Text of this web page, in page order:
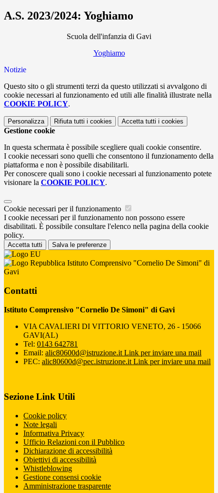
A.S. 2023/2024: Yoghiamo
Scuola dell'infanzia di Gavi
Yoghiamo
Notizie
Questo sito o gli strumenti terzi da questo utilizzati si avvalgono di
cookie necessari al funzionamento ed utili alle finalità illustrate nella
COOKIE POLICY.
Personalizza Rifiuta tutti i cookies Accetta tutti i cookies
Gestione cookie
In questa schermata è possibile scegliere quali cookie consentire.
I cookie necessari sono quelli che consentono il funzionamento della
piattaforma e non è possibile disabilitarli.
Per conoscere quali sono i cookie necessari al funzionamento potete
visionare la COOKIE POLICY.
Cookie necessari per il funzionamento
I cookie necessari per il funzionamento non possono essere
disabilitati. È possibile consultare l'elenco nella pagina della cookie
policy.
Accetta tutti Salva le preferenze
Istituto Comprensivo "Cornelio De Simoni" di
Gavi
Contatti
Istituto Comprensivo "Cornelio De Simoni" di Gavi
VIA CAVALIERI DI VITTORIO VENETO, 26 - 15066
GAVI(AL)
Tel: 0143 642781
Email: alic80600d@istruzione.it Link per inviare una mail
PEC: alic80600d@pec.istruzione.it Link per inviare una mail
Sezione Link Utili
Cookie policy
Note legali
Informativa Privacy
Ufficio Relazioni con il Pubblico
Dichiarazione di accessibilità
Obiettivi di accessibilità
Whistleblowing
Gestione consensi cookie
Amministrazione trasparente